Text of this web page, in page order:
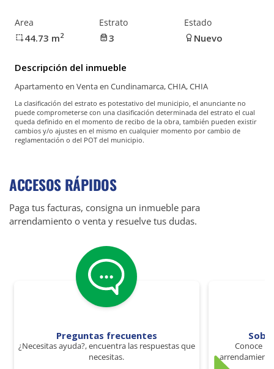
Area
44.73 m2
Estrato
3
Estado
Nuevo
Descripción del inmueble
Apartamento en Venta en Cundinamarca, CHIA, CHIA
La clasificación del estrato es potestativo del municipio, el anunciante no
puede comprometerse con una clasificación determinada del estrato el cual
queda definido en el momento de recibo de la obra, también pueden existir
cambios y/o ajustes en el mismo en cualquier momento por cambio de
reglamentación o del POT del municipio.
ACCESOS RÁPIDOS
Paga tus facturas, consigna un inmueble para
arrendamiento o venta y resuelve tus dudas.
Preguntas frecuentes
¿Necesitas ayuda?, encuentra las respuestas que
necesitas.
Conoce